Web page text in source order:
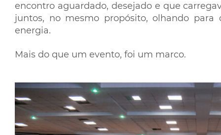
encontro aguardado, desejado e que
juntos, no mesmo propósito, olhando
energia.
Mais do que um evento, foi um marco.